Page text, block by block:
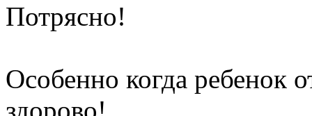
Потрясно!
Особенно когда ребенок
здорово!